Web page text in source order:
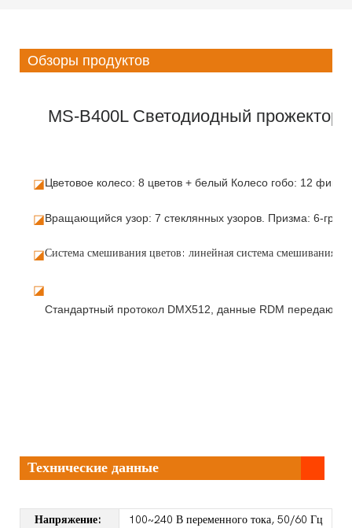
Обзоры продуктов
MS-B400L Светодиодный прожектор
◪Цветовое колесо: 8 цветов + белый Колесо гобо: 12
◪Вращающийся узор: 7 стеклянных узоров. Призма: 6-
◪Система смешивания цветов: линейная система смешивания
◪
Технические данные
Напряжение:
100~240 В переменного тока, 50/60 Гц